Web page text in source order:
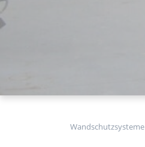
Wandschutzsysteme